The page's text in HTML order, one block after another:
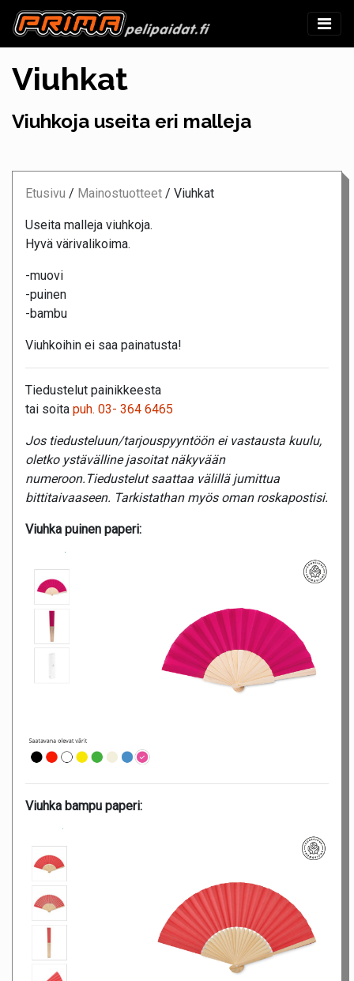
Viuhkat
Viuhkoja useita eri malleja
Etusivu / Mainostuotteet / Viuhkat
Useita malleja viuhkoja.
Hyvä värivalikoima.
-muovi
-puinen
-bambu
Viuhkoihin ei saa painatusta!
Tiedustelut painikkeesta
tai soita puh. 03- 364 6465
Jos tiedusteluun/tarjouspyyntöön ei vastausta kuulu,
oletko ystävälline jasoitat näkyvään
numeroon.Tiedustelut saattaa välillä jumittua
bittitaivaaseen. Tarkistathan myös oman roskapostisi.
Viuhka puinen paperi:
Viuhka bampu paperi: